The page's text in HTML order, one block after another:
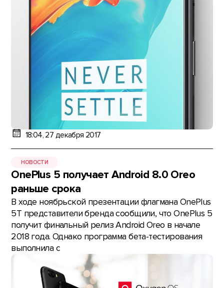
18:04, 27 декабря 2017
НОВОСТИ
OnePlus 5 получает Android 8.0 Oreo
раньше срока
В ходе ноябрьской презентации флагмана OnePlus
5T представители бренда сообщили, что OnePlus 5
получит финальный релиз Android Oreo в начале
2018 года. Однако программа бета-тестирования
выполнила с